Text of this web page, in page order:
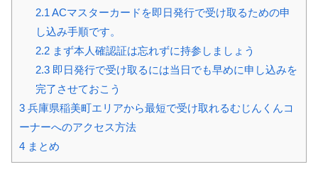
2.1 ACマスターカードを即日発行で受け取るための申
し込み手順です。
2.2まず本人確認証は忘れずに持参しましょう
2.3即日発行で受け取るには当日でも早めに申し込みを
完了させておこう
3 兵庫県稲美町エリアから最短で受け取れるむじんくんコ
ーナーへのアクセス方法
4 まとめ